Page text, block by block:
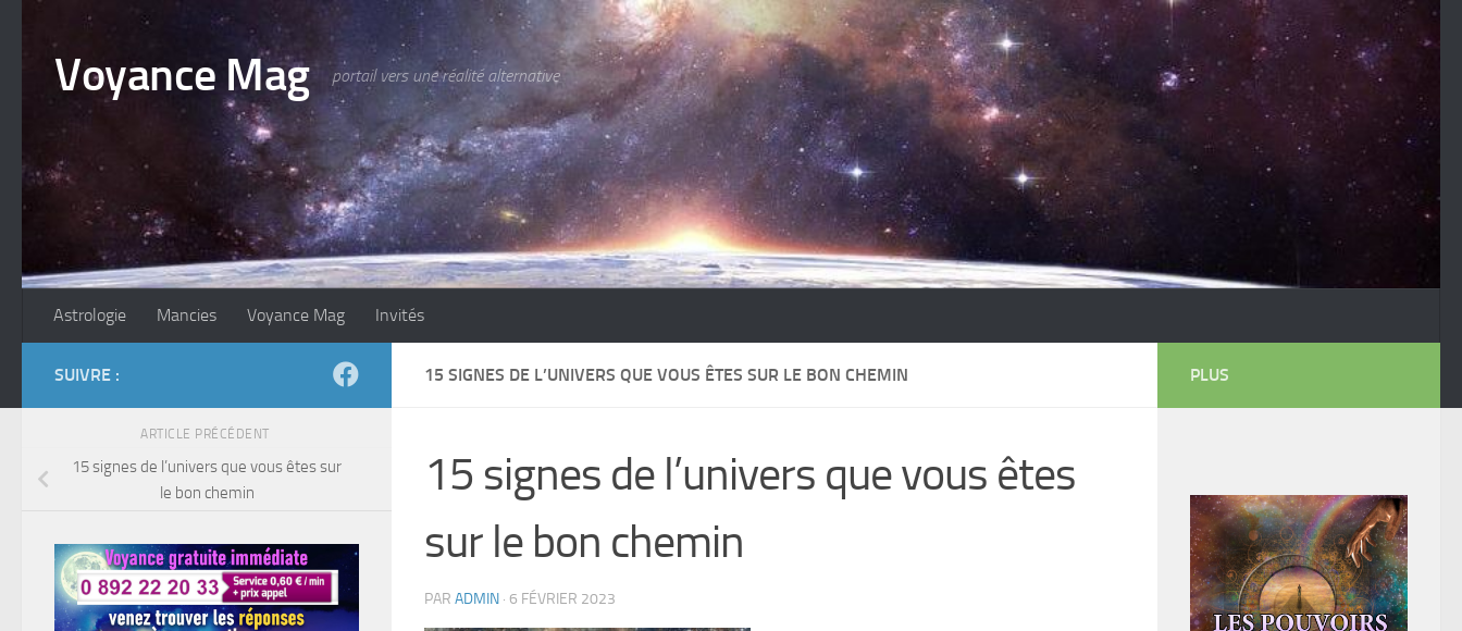
Voyance Mag portail vers une réalité alternative
Astrologie Mancies Voyance Mag Invités
15 SIGNES DE L’UNIVERS QUE VOUS ÊTES SUR LE BON CHEMIN
15 signes de l’univers que vous êtes
sur le bon chemin
PAR ADMIN · 6 FÉVRIER 2023
SUIVRE :
ARTICLE PRÉCÉDENT
15 signes de l’univers que vous êtes sur
le bon chemin
PLUS